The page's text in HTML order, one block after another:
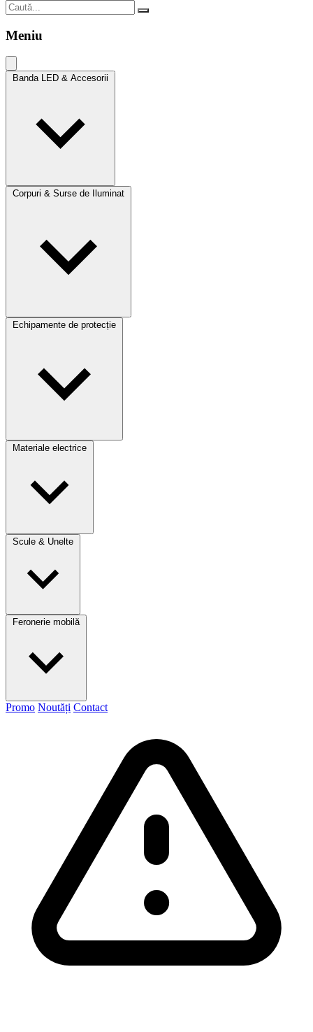
Meniu
Banda LED & Accesorii
Corpuri & Surse de Iluminat
Echipamente de protecție
Materiale electrice
Scule & Unelte
Feronerie mobilă
Promo Noutăți Contact